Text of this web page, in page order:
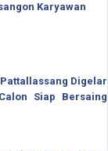
Karyawan
Digelar
Siap Bersaing